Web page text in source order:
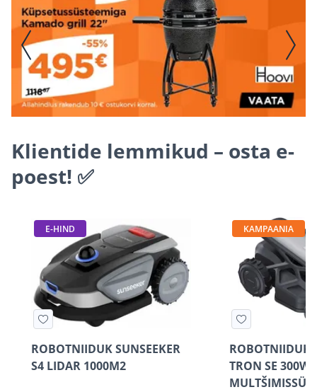
Klientide lemmikud – osta e-
poest! ✅
E-HIND
ROBOTNIIDUK SUNSEEKER
S4 LIDAR 1000M2
KAMPAANIA
ROBOTNIIDUK
TRON SE 300W